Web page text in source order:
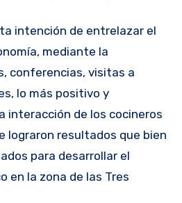
intención de entrelazar el
mediante la
conferencias, visitas a
lo más positivo y
interacción de los cocineros
lograron resultados que bien
para desarrollar el
en la zona de las Tres